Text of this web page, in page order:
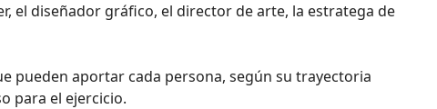
el diseñador gráfico, el director de arte, la estratega de
pueden aportar cada persona, según su trayectoria
para el ejercicio.